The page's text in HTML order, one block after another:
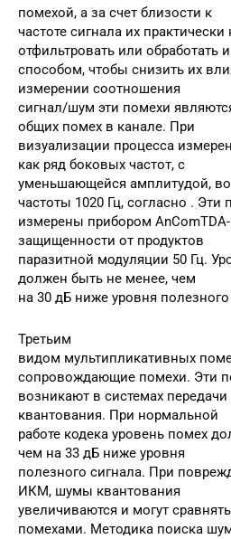
помехой, а за счет близости к
частоте сигнала их
отфильтровать или обработать
способом, чтобы снизить их
измерении соотношения
сигнал/шум эти помехи
общих помех в канале. При
визуализации процесса
как ряд боковых частот, с
уменьшающейся амплитудой,
частоты 1020 Гц, согласно . Эти
измерены прибором
защищенности от продуктов
паразитной модуляции 50 Гц.
должен быть не менее, чем
на 30 дБ ниже уровня полезного
Третьим
видом мультипликативных
сопровождающие помехи. Эти
возникают в системах
квантования. При нормальной
работе кодека уровень помех
чем на 33 дБ ниже уровня
полезного сигнала. При
ИКМ, шумы квантования
увеличиваются и могут
помехами. Методика поиска